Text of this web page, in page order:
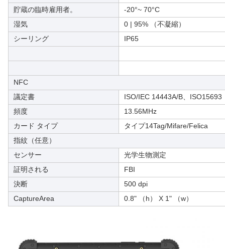
貯蔵の臨時雇用者。
-20°~ 70°C
湿気
0 | 95% （不凝縮）
シーリング
IP65
NFC
議定書
ISO/IEC 14443A/B、ISO15693
頻度
13.56MHz
カード タイプ
タイプ14Tag/Mifare/Felica
指紋（任意）
センサー
光学生物測定
証明される
FBI
決断
500 dpi
CaptureArea
0.8" （h） X 1" （w）